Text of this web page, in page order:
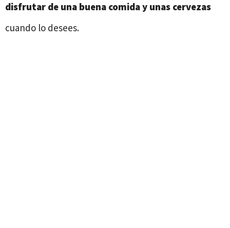
disfrutar de una buena comida y unas cervezas
cuando lo desees.